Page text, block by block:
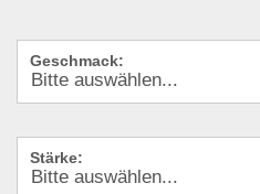
Geschmack:
Stärke: